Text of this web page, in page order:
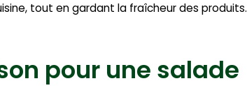
tout en gardant la fraîcheur des produits.
pour une salade